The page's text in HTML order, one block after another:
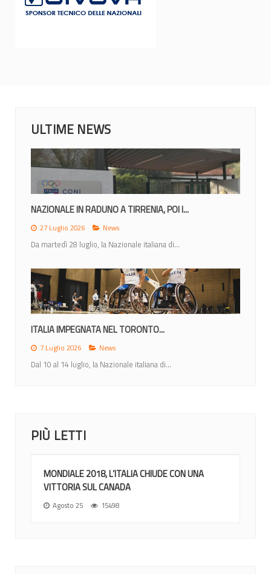
ULTIME NEWS
MONDIALI 2026: IL CALENDARIO DEGLI...
23 Giugno 2026 News
Lunedì 22 giugno la IWBF (International Weechair...
MONDIALI 2026: ITALIA NEL GRUPPO A CON...
12 Giugno 2026 News
Nel sorteggio di Ottawa gli azzurri inseriti nel gruppo di...
PIÙ LETTI
MONDIALE 2018, L’ITALIA CHIUDE CON UNA
VITTORIA SUL CANADA
Agosto 25 15498